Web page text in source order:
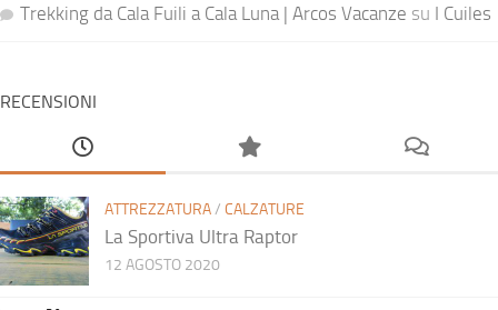
Trekking da Cala Fuili a Cala Luna | Arcos Vacanze su I Cuiles
RECENSIONI
ATTREZZATURA/ CALZATURE
La Sportiva Ultra Raptor
12 AGOSTO 2020